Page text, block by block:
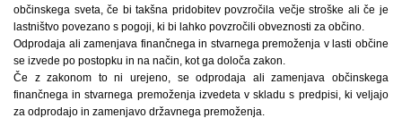
občinskega sveta, če bi takšna pridobitev povzročila večje stroške ali če je
lastništvo povezano s pogoji, ki bi lahko povzročili obveznosti za občino.
Odprodaja ali zamenjava finančnega in stvarnega premoženja v lasti občine
se izvede po postopku in na način, kot ga določa zakon.
Če z zakonom to ni urejeno, se odprodaja ali zamenjava občinskega
finančnega in stvarnega premoženja izvedeta v skladu s predpisi, ki veljajo
za odprodajo in zamenjavo državnega premoženja.